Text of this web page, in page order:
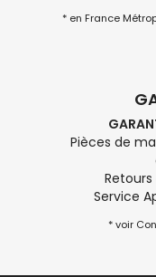
* en France
Pièces de
Service
* voir